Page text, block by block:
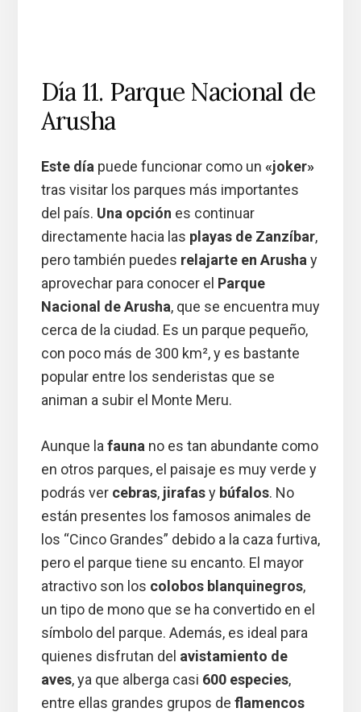
Día 11. Parque Nacional de
Arusha
Este día puede funcionar como un «joker»
tras visitar los parques más importantes
del país. Una opción es continuar
directamente hacia las playas de Zanzíbar,
pero también puedes relajarte en Arusha y
aprovechar para conocer el Parque
Nacional de Arusha, que se encuentra muy
cerca de la ciudad. Es un parque pequeño,
con poco más de 300 km², y es bastante
popular entre los senderistas que se
animan a subir el Monte Meru.
Aunque la fauna no es tan abundante como
en otros parques, el paisaje es muy verde y
podrás ver cebras, jirafasy búfalos. No
están presentes los famosos animales de
los “Cinco Grandes” debido a la caza furtiva,
pero el parque tiene su encanto. El mayor
atractivo son los colobos blanquinegros,
un tipo de mono que se ha convertido en el
símbolo del parque. Además, es ideal para
quienes disfrutan del avistamiento de
aves, ya que alberga casi 600 especies,
entre ellas grandes grupos de flamencos